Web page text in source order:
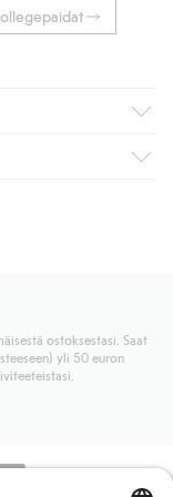
toimituksen
kun
ostoksestasi. Saat
yli 50 euron